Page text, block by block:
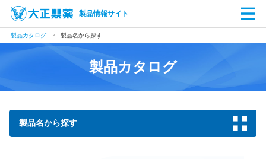
製品情報サイト
製品カタログ 製品名から探す
製品カタログ
製品名から探す